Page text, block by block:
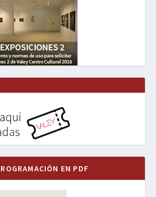
EN PDF